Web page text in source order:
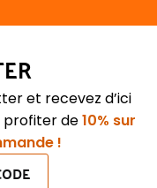
et recevez d’ici
profiter de10% sur
!